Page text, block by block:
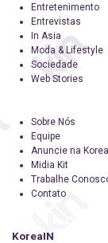
Entretenimento
Entrevistas
In Asia
Moda & Lifestyle
Sociedade
Web Stories
Sobre Nós
Equipe
Anuncie na
Midia Kit
Trabalhe
Contato
KoreaIN